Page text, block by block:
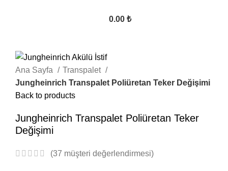
0.00 ₺
Ana Sayfa
Transpalet
Jungheinrich Transpalet Poliüretan Teker Değişimi
Back to products
Jungheinrich Transpalet Poliüretan Teker
Değişimi
(37 müşteri değerlendirmesi)